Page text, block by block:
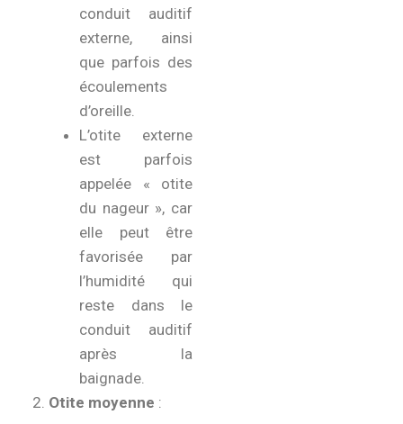
conduit auditif
externe, ainsi
que parfois des
écoulements
d’oreille.
L’otite externe
est parfois
appelée « otite
du nageur », car
elle peut être
favorisée par
l’humidité qui
reste dans le
conduit auditif
après la
baignade.
Otite moyenne :